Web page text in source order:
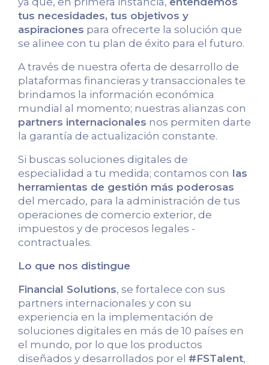
tus necesidades, tus objetivos y
aspiraciones para ofrecerte la solución que
se alinee con tu plan de éxito para el futuro.
A través de nuestra oferta de desarrollo de
plataformas financieras y transaccionales te
brindamos la información económica
mundial al momento; nuestras alianzas con
partners internacionales nos permiten darte
la garantía de actualización constante.
Si buscas soluciones digitales de
especialidad a tu medida; contamos con las
herramientas de gestión más poderosas
del mercado, para la administración de tus
operaciones de comercio exterior, de
impuestos y de procesos legales -
contractuales.
Lo que nos distingue
Financial Solutions, se fortalece con sus
partners internacionales y con su
experiencia en la implementación de
soluciones digitales en más de 10 países en
el mundo, por lo que los productos
diseñados y desarrollados por el #FSTalent,